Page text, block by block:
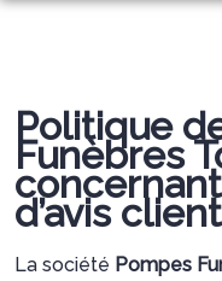
DEVIS OBSEQUES
DEVIS PREVOYANCE
DEVIS MARBRERIE
NOS SERVICES
ORGANISATION
PRÉVOYANCE
NOS AGENCES
Politique
Funèbres
d’avis
La société Pompes